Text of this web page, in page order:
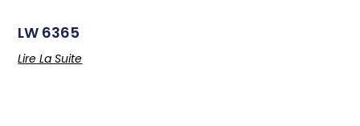
LW 6365
Lire La Suite